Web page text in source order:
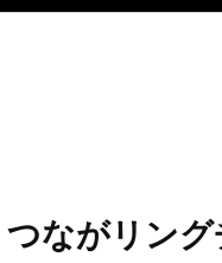
ながリング